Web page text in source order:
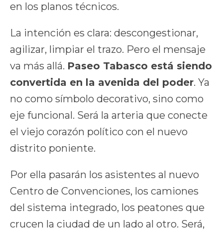
en los planos técnicos.
La intención es clara: descongestionar,
agilizar, limpiar el trazo. Pero el mensaje
va más allá. Paseo Tabasco está siendo
convertida en la avenida del poder. Ya
no como símbolo decorativo, sino como
eje funcional. Será la arteria que conecte
el viejo corazón político con el nuevo
distrito poniente.
Por ella pasarán los asistentes al nuevo
Centro de Convenciones, los camiones
del sistema integrado, los peatones que
crucen la ciudad de un lado al otro. Será,